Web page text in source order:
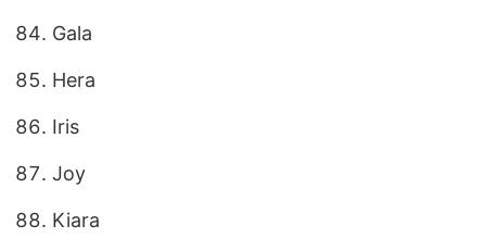
Gala
Hera
Iris
Joy
Kiara